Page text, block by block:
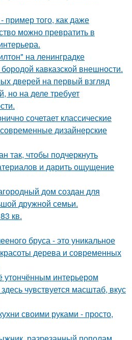
пример того, как даже
можно превратить в
на ленинградке
кавказской внешности.
дверей на первый взгляд
но на деле требует
сочетает классические
дизайнерские
так, чтобы подчеркнуть
и дарить ощущение
дом создан для
дружной семьи.
кв.
бруса - это уникальное
дерева и современных
утончённым интерьером
чувствуется масштаб, вкус
своими руками - просто,